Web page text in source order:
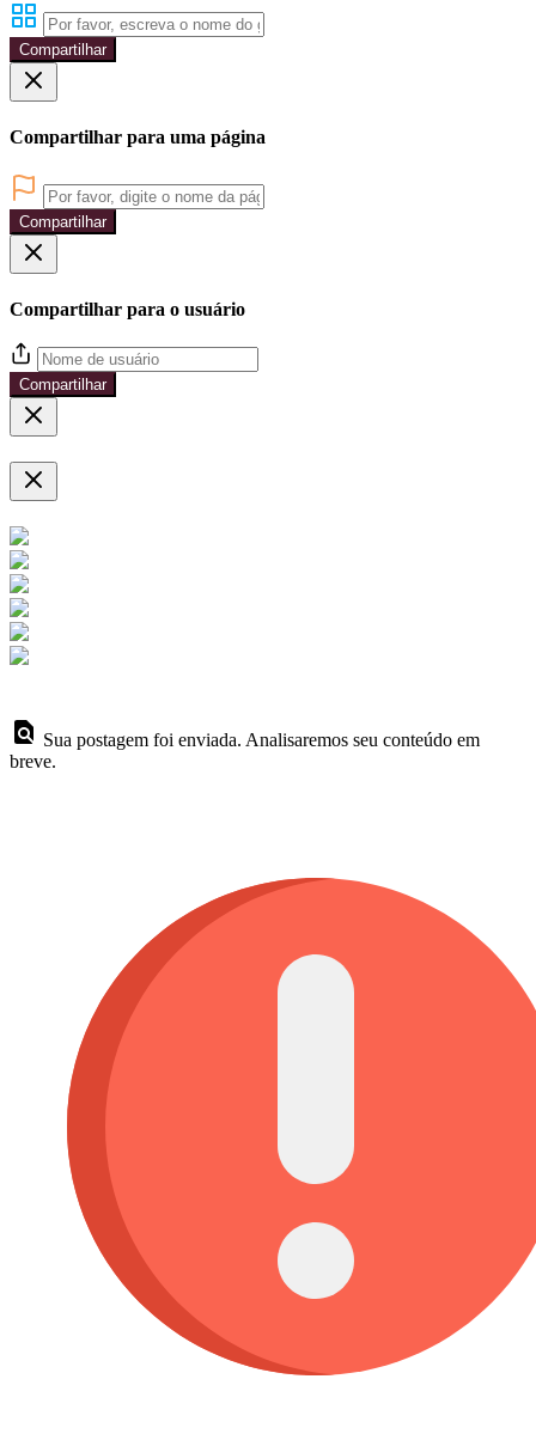
Compartilhar
Compartilhar para uma página
Compartilhar
Compartilhar para o usuário
Compartilhar
Sua postagem foi enviada. Analisaremos seu conteúdo em
breve.